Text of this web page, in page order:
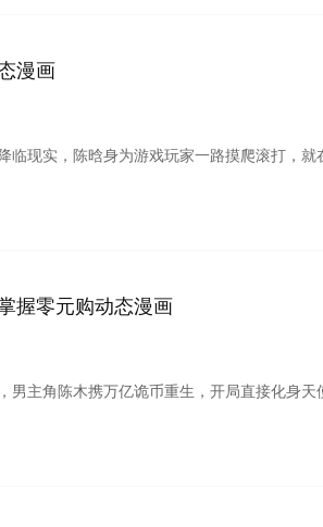
漫画
友萧柔暗算，自己和兄弟全部遇一人特喜爱探险，去原始森林，听说有毒蛇，于是带一刀。还带一向导。不多会儿，胳膊就被蛇咬了，想到毒蛇顷刻就能要命，情急之下，挥刀斩臂。向导说：这蛇没毒埃。再次睁开眼睛，陈晗发觉自己已经重生回到了游戏降临的三天前，他宣誓
握零元购动态漫画
使投资人，当其他人为了几块冥币大打出手时，陈木早已开启了大撒币模式买下各种诡异场开最醉的车，住最好的医院，打最贵的石膏，玩最炫的轮椅，睡最好的棺材，挖最深的坑，埋最好